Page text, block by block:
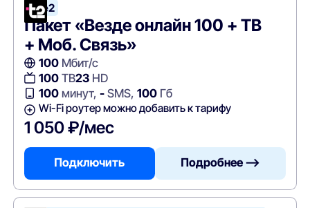
Tele2
Пакет «Везде онлайн 100 + ТВ
+ Моб. Связь»
100Мбит/с
100ТВ23HD
100минут, -SMS, 100Гб
Wi-Fi роутер можно добавить к тарифу
1 050 ₽/мес
Подключить Подробнее —>